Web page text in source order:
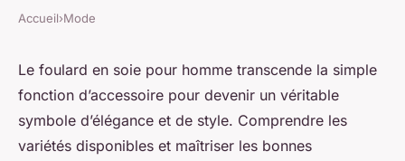
foulards en soie pour homme
Jeanne • 24 février 2026 • 9 min de lecture
Accueil›Mode
Le foulard en soie pour homme transcende la simple
fonction d’accessoire pour devenir un véritable
symbole d’élégance et de style. Comprendre les
variétés disponibles et maîtriser les bonnes